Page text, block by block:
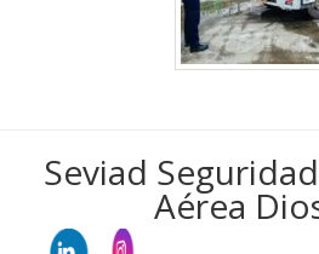
Seviad
Aérea